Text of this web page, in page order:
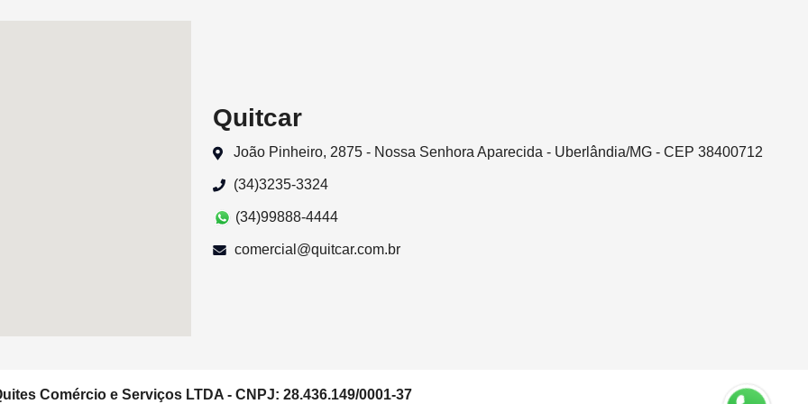
Quitcar
João Pinheiro, 2875 - Nossa Senhora Aparecida - Uberlândia/MG - CEP 38400712
(34)3235-3324
(34)99888-4444
comercial@quitcar.com.br
Comércio e Serviços LTDA - CNPJ: 28.436.149/0001-37